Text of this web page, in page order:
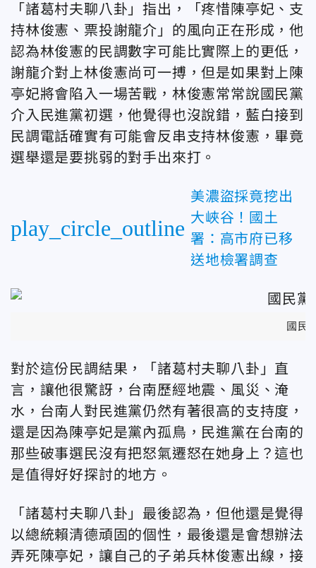
「諸葛村夫聊八卦」指出，「疼惜陳亭妃、支
持林俊憲、票投謝龍介」的風向正在形成，他
認為林俊憲的民調數字可能比實際上的更低，
謝龍介對上林俊憲尚可一搏，但是如果對上陳
亭妃將會陷入一場苦戰，林俊憲常常說國民黨
介入民進黨初選，他覺得也沒說錯，藍白接到
民調電話確實有可能會反串支持林俊憲，畢竟
選舉還是要挑弱的對手出來打。
play_circle_outline
美濃盜採竟挖出
大峽谷！國土
署：高市府已移
送地檢署調查
國民
對於這份民調結果，「諸葛村夫聊八卦」直
言，讓他很驚訝，台南歷經地震、風災、淹
水，台南人對民進黨仍然有著很高的支持度，
還是因為陳亭妃是黨內孤鳥，民進黨在台南的
那些破事選民沒有把怒氣遷怒在她身上？這也
是值得好好探討的地方。
「諸葛村夫聊八卦」最後認為，但他還是覺得
以總統賴清德頑固的個性，最後還是會想辦法
弄死陳亭妃，讓自己的子弟兵林俊憲出線，接